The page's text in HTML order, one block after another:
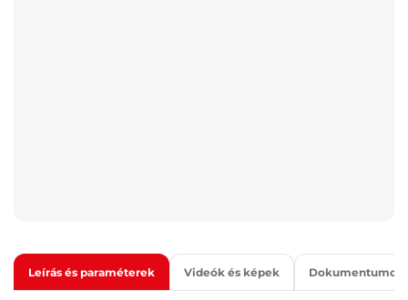
Leírás és paraméterek Videók és képek Dokumentumok